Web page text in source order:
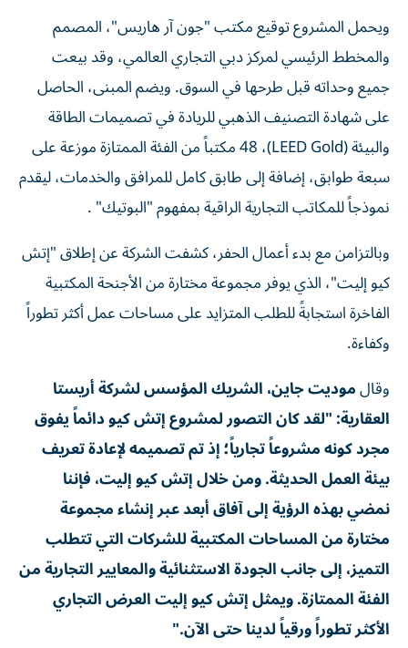
ويحمل المشروع توقيع مكتب "جون آر هاريس"، المصمم
والمخطط الرئيسي لمركز دبي التجاري العالمي، وقد بيعت
جميع وحداته قبل طرحها في السوق. ويضم المبنى، الحاصل
على شهادة التصنيف الذهبي للريادة في تصميمات الطاقة
والبيئة (LEED Gold)، 48 مكتباً من الفئة الممتازة موزعة على
سبعة طوابق، إضافة إلى طابق كامل للمرافق والخدمات، ليقدم
نموذجاً للمكاتب التجارية الراقية بمفهوم "البوتيك" .
وبالتزامن مع بدء أعمال الحفر، كشفت الشركة عن إطلاق "إتش
كيو إليت"، الذي يوفر مجموعة مختارة من الأجنحة المكتبية
الفاخرة استجابةً للطلب المتزايد على مساحات عمل أكثر تطوراً
وكفاءة.
وقالموديت جاين، الشريك المؤسس لشركة أريستا
العقارية: "لقد كان التصور لمشروع إتش كيو دائماً يفوق
مجرد كونه مشروعاً تجارياً؛ إذ تم تصميمه لإعادة تعريف
بيئة العمل الحديثة. ومن خلال إتش كيو إليت، فإننا
نمضي بهذه الرؤية إلى آفاق أبعد عبر إنشاء مجموعة
مختارة من المساحات المكتبية للشركات التي تتطلب
التميز، إلى جانب الجودة الاستثنائية والمعايير التجارية من
الفئة الممتازة. ويمثل إتش كيو إليت العرض التجاري
الأكثر تطوراً ورقياً لدينا حتى الآن."